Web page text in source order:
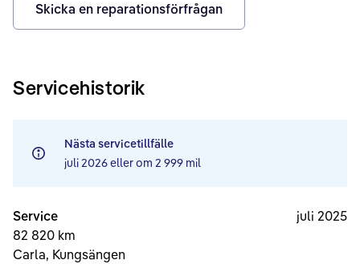
Skicka en reparationsförfrågan
Servicehistorik
Nästa servicetillfälle
juli 2026eller om 2 999 mil
Service
82 820 km
Carla, Kungsängen
juli 2025